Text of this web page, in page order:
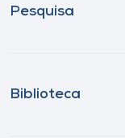
Pesquisa
Biblioteca